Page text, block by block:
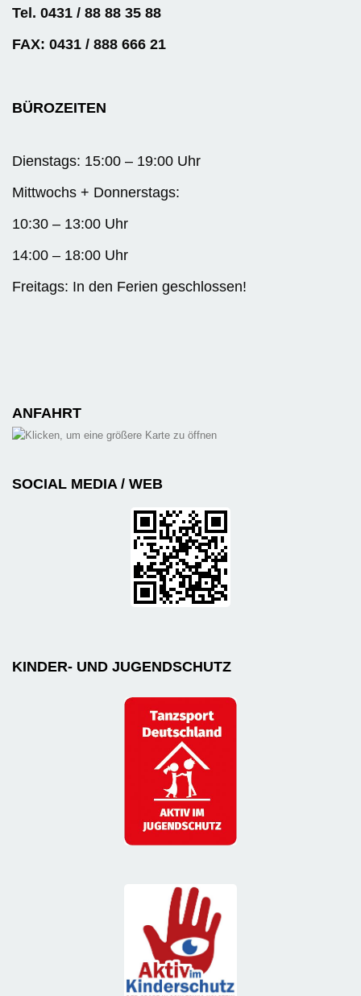
Tel. 0431 / 88 88 35 88
FAX: 0431 / 888 666 21
BÜROZEITEN
Dienstags: 15:00 – 19:00 Uhr
Mittwochs + Donnerstags:
10:30 – 13:00 Uhr
14:00 – 18:00 Uhr
Freitags: In den Ferien geschlossen!
ANFAHRT
SOCIAL MEDIA / WEB
KINDER- UND JUGENDSCHUTZ